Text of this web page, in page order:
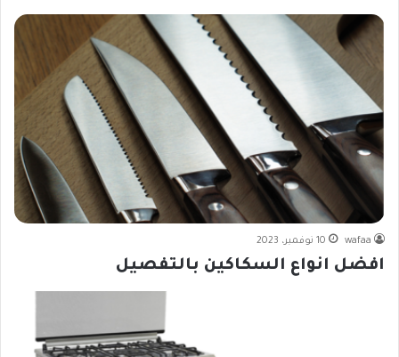
wafaa 10 نوفمبر، 2023
افضل انواع السكاكين بالتفصيل